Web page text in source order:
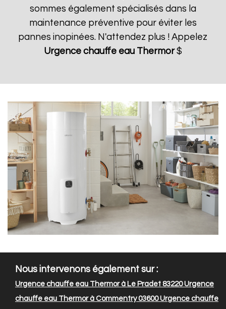
sommes également spécialisés dans la
maintenance préventive pour éviter les
pannes inopinées. N'attendez plus ! Appelez
Urgence chauffe eau Thermor$
Nous intervenons également sur :
Urgence chauffe eau Thermor à Le Pradet 83220Urgence
chauffe eau Thermor à Commentry 03600Urgence chauffe